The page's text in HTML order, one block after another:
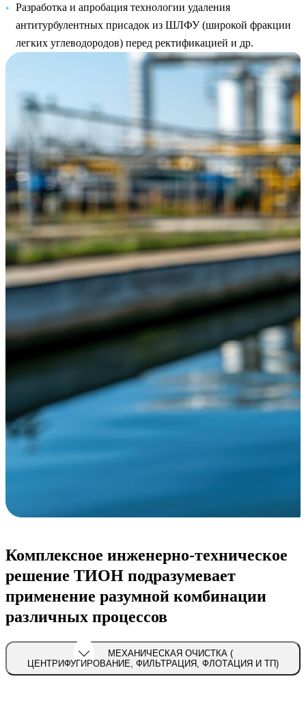
Разработка и апробация технологии удаления
антитурбулентных присадок из ШЛФУ (широкой фракции
легких углеводородов) перед ректификацией и др.
Комплексное инженерно-техническое
решение ТИОН подразумевает
применение разумной комбинации
различных процессов
ЦЕНТРИФУГИРОВАНИЕ, ФИЛЬТРАЦИЯ, ФЛОТАЦИЯ И ТП)